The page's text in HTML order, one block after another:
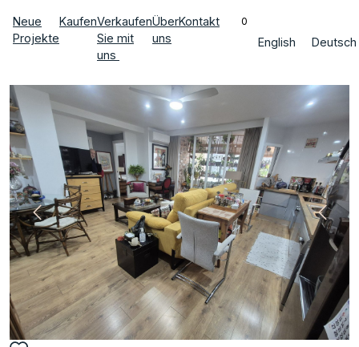
Neue
Projekte
KaufenVerkaufen
Sie mit
uns
Über
uns
Kontakt 0
English Deutsch